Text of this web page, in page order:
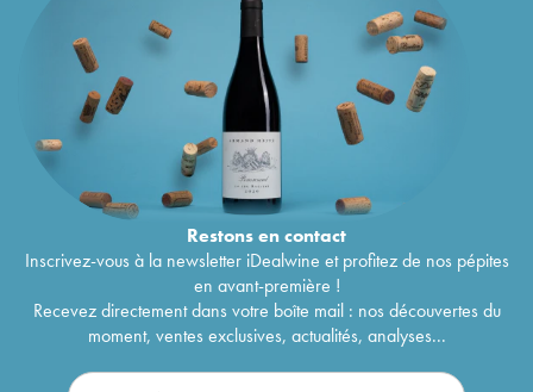
Restons encontact
Inscrivez-vous à la newsletter iDealwine et profitez de nos pépites
en avant-première !
Recevez directement dans votre boîte mail : nos découvertes du
moment, ventes exclusives, actualités, analyses...